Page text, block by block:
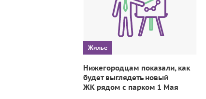
Жилье
Нижегородцам показали, как
будет выглядеть новый
ЖК рядом с парком 1 Мая